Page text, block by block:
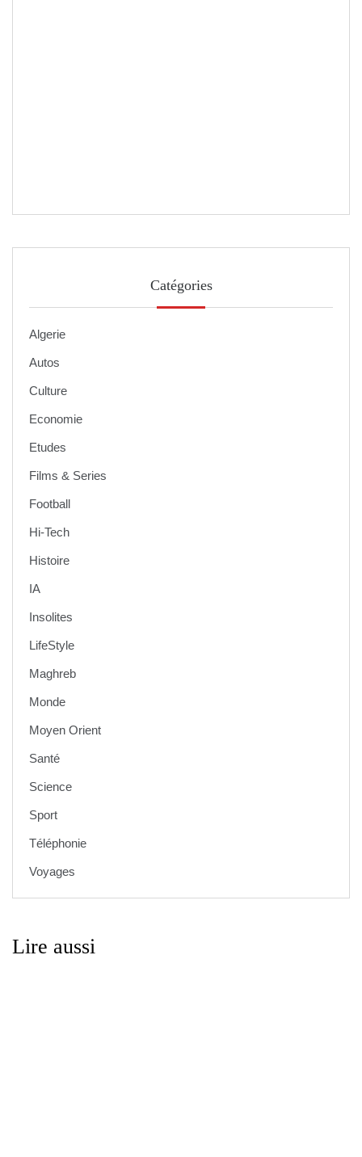
Catégories
Algerie
Autos
Culture
Economie
Etudes
Films & Series
Football
Hi-Tech
Histoire
IA
Insolites
LifeStyle
Maghreb
Monde
Moyen Orient
Santé
Science
Sport
Téléphonie
Voyages
Lire aussi